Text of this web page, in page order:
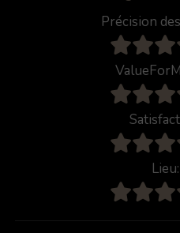
Précision
Lieu: